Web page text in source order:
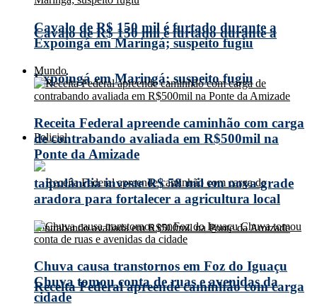
Cavalo de R$ 150 mil é furtado durante a
Expoingá em Maringá; suspeito fugiu
Policial
Receita Federal apreende caminhão com carga
Cavalo de R$ 150 mil é furtado durante a
Expoingá em Maringá; suspeito fugiu
Mundo
Receita Federal apreende caminhão com carga
de contrabando avaliada em R$500mil na
Ponte da Amizade
taipulândia investe R$ 58 mil em nova grade
aradora para fortalecer a agricultura local
Chuva causa transtornos em Foz do Iguaçu
Chuva tomou conta de ruas e avenidas da
cidade